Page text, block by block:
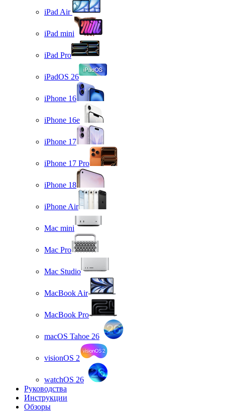
iPad Air
iPad mini
iPad Pro
iPadOS 26
iPhone 16
iPhone 16e
iPhone 17
iPhone 17 Pro
iPhone 18
iPhone Air
Mac mini
Mac Pro
Mac Studio
MacBook Air
MacBook Pro
macOS Tahoe 26
visionOS 2
watchOS 26
Руководства
Инструкции
Обзоры